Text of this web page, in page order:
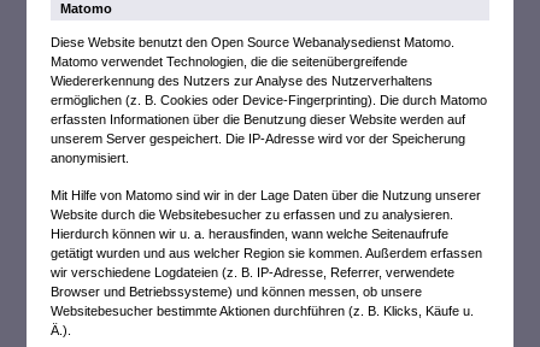
Matomo
Diese Website benutzt den Open Source Webanalysedienst Matomo.
Matomo verwendet Technologien, die die seitenübergreifende
Wiedererkennung des Nutzers zur Analyse des Nutzerverhaltens
ermöglichen (z. B. Cookies oder Device-Fingerprinting). Die durch Matomo
erfassten Informationen über die Benutzung dieser Website werden auf
unserem Server gespeichert. Die IP-Adresse wird vor der Speicherung
anonymisiert.
Mit Hilfe von Matomo sind wir in der Lage Daten über die Nutzung unserer
Website durch die Websitebesucher zu erfassen und zu analysieren.
Hierdurch können wir u. a. herausfinden, wann welche Seitenaufrufe
getätigt wurden und aus welcher Region sie kommen. Außerdem erfassen
wir verschiedene Logdateien (z. B. IP-Adresse, Referrer, verwendete
Browser und Betriebssysteme) und können messen, ob unsere
Websitebesucher bestimmte Aktionen durchführen (z. B. Klicks, Käufe u.
Ä.).